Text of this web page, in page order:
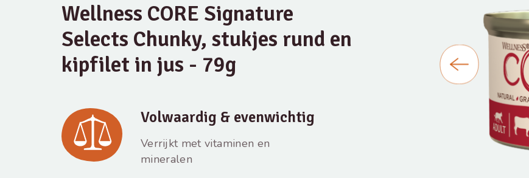
Wellness CORE Signature
Selects Chunky, stukjes rund en
kipfilet in jus - 79g
Volwaardig & evenwichtig
Verrijkt met vitaminen en
mineralen